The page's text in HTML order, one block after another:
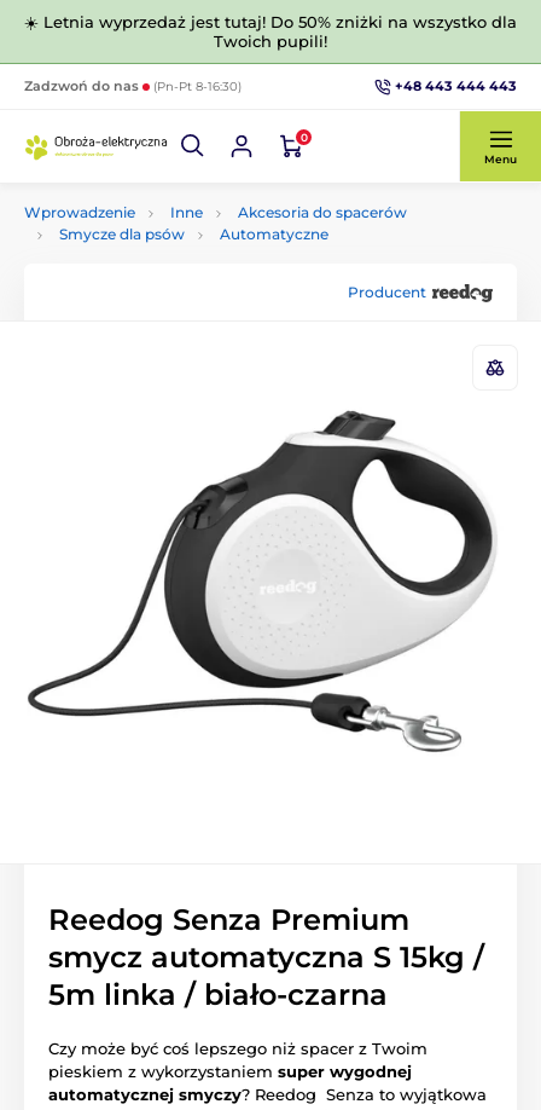
☀️ Letnia wyprzedaż jest tutaj! Do 50% zniżki na wszystko dla
Twoich pupili!
Zadzwoń do nas (Pn-Pt 8-16:30) +48 443 444 443
0
Menu
Wprowadzenie Inne
Akcesoria do spacerów
Smycze dla psów
Automatyczne
Producent
Reedog Senza Premium
smycz automatyczna S 15kg /
5m linka / biało-czarna
Czy może być coś lepszego niż spacer z Twoim
pieskiem z wykorzystaniem super wygodnej
automatycznej smyczy? Reedog Senza to wyjątkowa